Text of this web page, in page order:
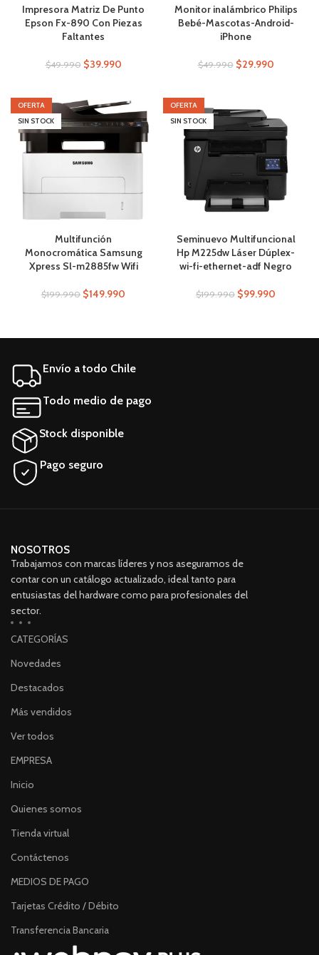
Impresora Matriz De Punto
Epson Fx-890 Con Piezas
Faltantes
$49.990 $39.990
Monitor inalámbrico Philips
Bebé-Mascotas-Android-
iPhone
$49.990 $29.990
OFERTA
SIN STOCK
Multifunción
Monocromática Samsung
Xpress Sl-m2885fw Wifi
$199.990 $149.990
OFERTA
SIN STOCK
Seminuevo Multifuncional
Hp M225dw Láser Dúplex-
wi-fi-ethernet-adf Negro
$199.990 $99.990
Envío a todo Chile
Todo medio de pago
Stock disponible
Pago seguro
NOSOTROS
Trabajamos con marcas líderes y nos aseguramos de
contar con un catálogo actualizado, ideal tanto para
entusiastas del hardware como para profesionales del
sector.
CATEGORÍAS
Novedades
Destacados
Más vendidos
Ver todos
EMPRESA
Inicio
Quienes somos
Tienda virtual
Contáctenos
MEDIOS DE PAGO
Tarjetas Crédito / Débito
Transferencia Bancaria